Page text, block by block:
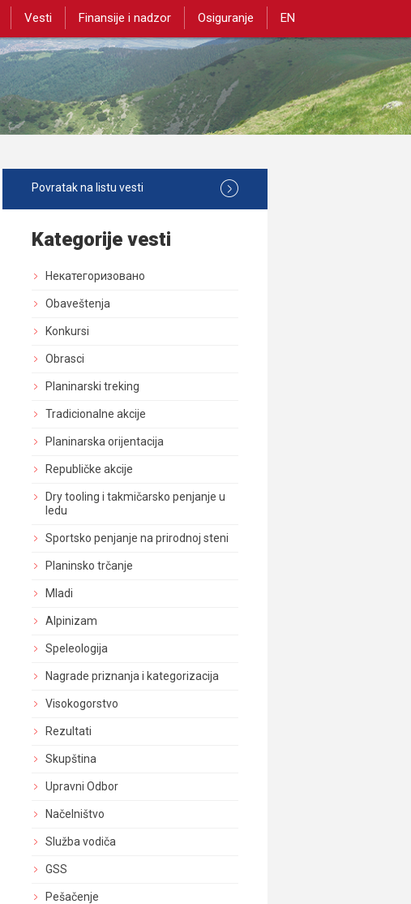
Vesti Finansije i nadzor Osiguranje EN
Povratak na listu vesti
Kategorije vesti
Некатегоризовано
Obaveštenja
Konkursi
Obrasci
Planinarski treking
Tradicionalne akcije
Planinarska orijentacija
Republičke akcije
Dry tooling i takmičarsko penjanje u
ledu
Sportsko penjanje na prirodnoj steni
Planinsko trčanje
Mladi
Alpinizam
Speleologija
Nagrade priznanja i kategorizacija
Visokogorstvo
Rezultati
Skupština
Upravni Odbor
Načelništvo
Služba vodiča
GSS
Pešačenje